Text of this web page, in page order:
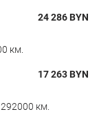
24 286BYN
км.
17 263BYN
292000 км.